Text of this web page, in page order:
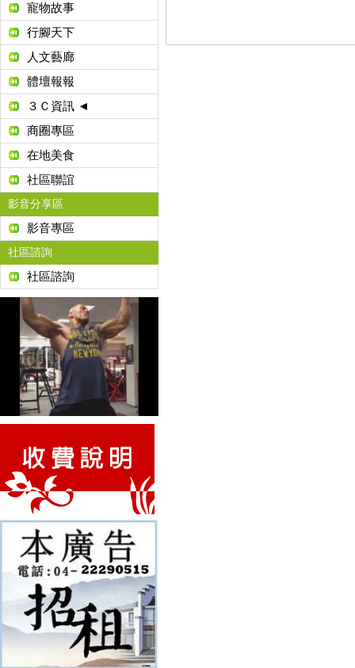
寵物故事
行腳天下
人文藝廊
體壇報報
３Ｃ資訊 ◄
商圈專區
在地美食
社區聯誼
影音分享區
影音專區
社區諮詢
社區諮詢